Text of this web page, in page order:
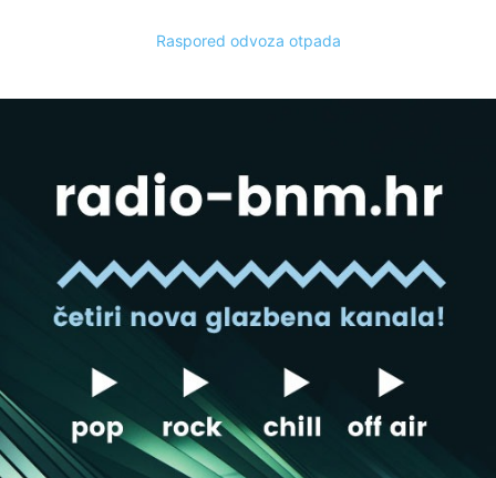
Raspored odvoza otpada